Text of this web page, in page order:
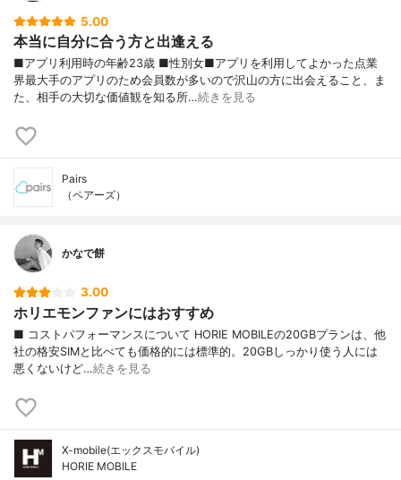
5.00
本当に自分に合う方と出逢える
■アプリ利用時の年齢23歳 ■性別女■アプリを利用してよかった点業
界最大手のアプリのため会員数が多いので沢山の方に出会えること、ま
た、相手の大切な価値観を知る所…続きを見る
Pairs
（ペアーズ）
かなで餅
3.00
ホリエモンファンにはおすすめ
■ コストパフォーマンスについて HORIE MOBILEの20GBプランは、他
社の格安SIMと比べても価格的には標準的。20GBしっかり使う人には
悪くないけど…続きを見る
X-mobile(エックスモバイル)
HORIE MOBILE